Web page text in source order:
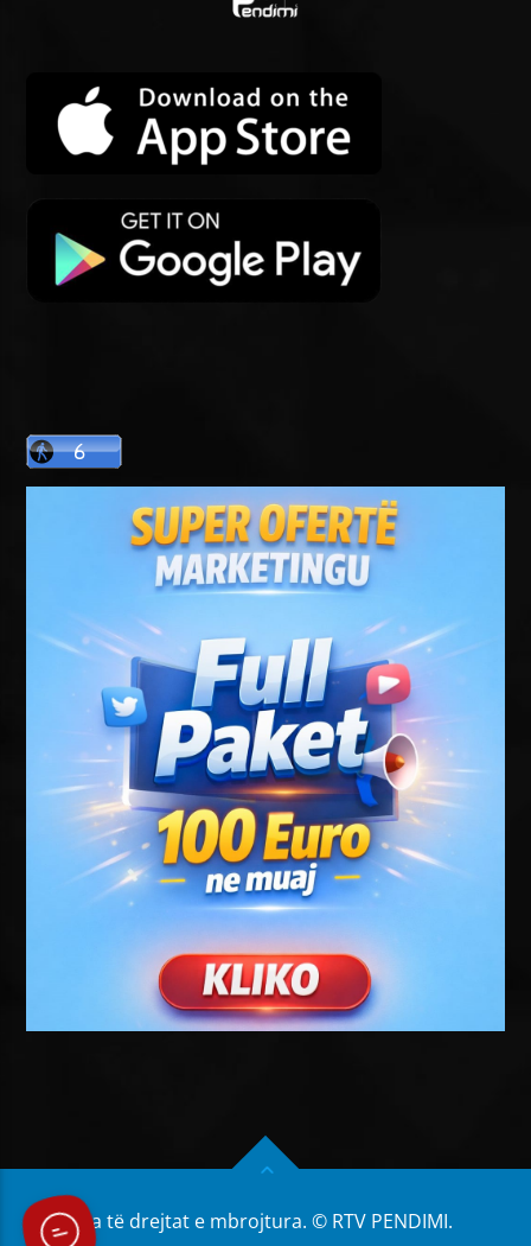
Të gjitha të drejtat e mbrojtura. © RTV PENDIMI.